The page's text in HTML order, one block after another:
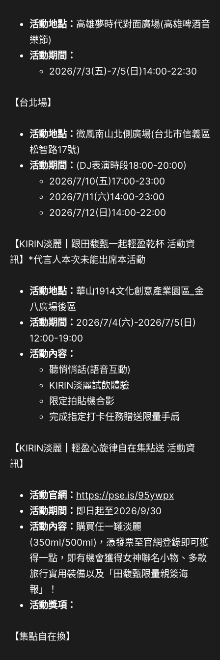
活動地點： 高雄夢時代對面廣場(高雄啤酒音
樂節)
活動期間：
2026/7/3(五)-7/5(日)14:00-22:30
【台北場】
活動地點： 微風南山北側廣場(台北市信義區
松智路17號)
活動期間： (DJ表演時段18:00-20:00)
2026/7/10(五)17:00-23:00
2026/7/11(六)14:00-23:00
2026/7/12(日)14:00-22:00
【KIRIN淡麗┃跟田馥甄一起輕盈乾杯 活動資
訊】*代言人本次未能出席本活動
活動地點： 華山1914文化創意產業園區_金
八廣場後區
活動期間： 2026/7/4(六)-2026/7/5(日)
12:00-19:00
活動內容：
聽悄悄話(語音互動)
KIRIN淡麗試飲體驗
限定拍貼機合影
完成指定打卡任務贈送限量手扇
【KIRIN淡麗┃輕盈心旋律自在集點送 活動資
訊】
活動官網： https://pse.is/95ywpx
活動期間： 即日起至2026/9/30
活動內容： 購買任一罐淡麗
(350ml/500ml)，憑發票至官網登錄即可獲
得一點，即有機會獲得女神聯名小物、多款
旅行實用裝備以及「田馥甄限量親簽海
報」！
活動獎項：
【集點自在換】